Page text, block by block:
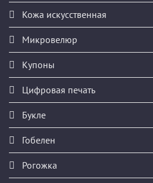
Кожа искусственная
Микровелюр
Купоны
Цифровая печать
Букле
Гобелен
Рогожка